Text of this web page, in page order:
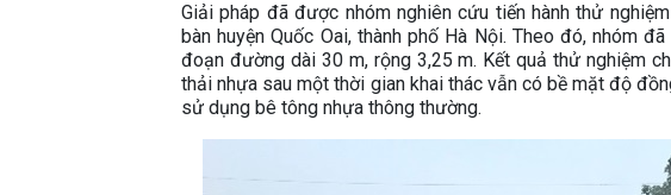
Giải pháp đã được nhóm nghiên cứu tiến hành thử
bàn huyện Quốc Oai, thành phố Hà Nội. Theo đó, nhóm
đoạn đường dài 30 m, rộng 3,25 m. Kết quả thử nghiệm
thải nhựa sau một thời gian khai thác vẫn có bề mặt độ
sử dụng bê tông nhựa thông thường.